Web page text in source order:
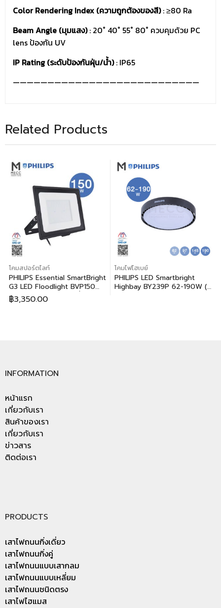
Color Rendering Index (ความถูกต้องของสี): ≥80 Ra
Beam Angle (มุมแสง): 20˚ 40˚ 55˚ 80˚ ควบคุมด้วย PC
lens ป้องกัน UV
IP Rating (ระดับป้องกันฝุ่น/น้ำ): IP65
———————————————————————————
Related Products
โคมสปอร์ตไลท์
PHILIPS Essential SmartBright
G3 LED Floodlight BVP150
150W (ฟิลิปส์ เอสเซนเชี่ยล สมา
ร์ทไบร์ท จี3 แอลอีดี โคมไฟสาด
฿3,350.00
โคมไฟไฮเบย์
PHILIPS LED Smartbright
Highbay BY239P 62-190W (ฟิ
INFORMATION
หน้าแรก
เกี่ยวกับเรา
สินค้าของเรา
เกี่ยวกับเรา
ข่าวสาร
ติดต่อเรา
PRODUCTS
เสาไฟถนนกิ่งเดี่ยว
เสาไฟถนนกิ่งคู่
เสาไฟถนนแบบเสากลม
เสาไฟถนนแบบเหลี่ยม
เสาไฟถนนชนิดตรง
เสาไฟไฮแมส